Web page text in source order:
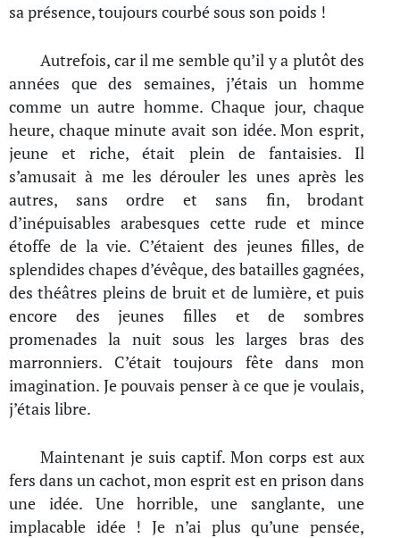
sa présence, toujours courbé sous son poids !
Autrefois, car il me semble qu’il y a plutôt des
années que des semaines, j’étais un homme
comme un autre homme. Chaque jour, chaque
heure, chaque minute avait son idée. Mon esprit,
jeune et riche, était plein de fantaisies. Il
s’amusait à me les dérouler les unes après les
autres, sans ordre et sans fin, brodant
d’inépuisables arabesques cette rude et mince
étoffe de la vie. C’étaient des jeunes filles, de
splendides chapes d’évêque, des batailles gagnées,
des théâtres pleins de bruit et de lumière, et puis
encore des jeunes filles et de sombres
promenades la nuit sous les larges bras des
marronniers. C’était toujours fête dans mon
imagination. Je pouvais penser à ce que je voulais,
j’étais libre.
Maintenant je suis captif. Mon corps est aux
fers dans un cachot, mon esprit est en prison dans
une idée. Une horrible, une sanglante, une
implacable idée ! Je n’ai plus qu’une pensée,